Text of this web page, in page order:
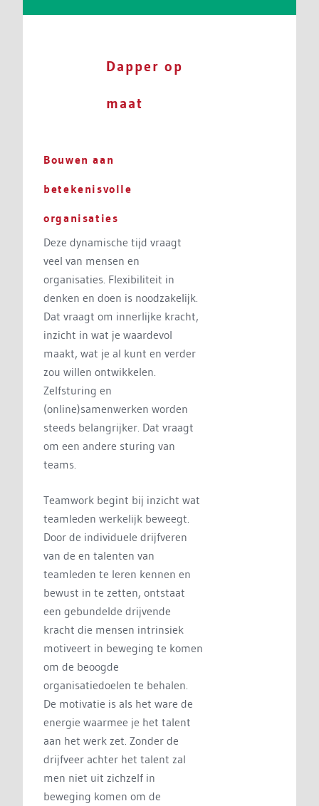
Dapper op
maat
Bouwen aan
betekenisvolle
organisaties
Deze dynamische tijd vraagt
veel van mensen en
organisaties. Flexibiliteit in
denken en doen is noodzakelijk.
Dat vraagt om innerlijke kracht,
inzicht in wat je waardevol
maakt, wat je al kunt en verder
zou willen ontwikkelen.
Zelfsturing en
(online)samenwerken worden
steeds belangrijker. Dat vraagt
om een andere sturing van
teams.
Teamwork begint bij inzicht wat
teamleden werkelijk beweegt.
Door de individuele drijfveren
van de en talenten van
teamleden te leren kennen en
bewust in te zetten, ontstaat
een gebundelde drijvende
kracht die mensen intrinsiek
motiveert in beweging te komen
om de beoogde
organisatiedoelen te behalen.
De motivatie is als het ware de
energie waarmee je het talent
aan het werk zet. Zonder de
drijfveer achter het talent zal
men niet uit zichzelf in
beweging komen om de